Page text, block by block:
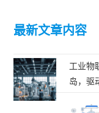
最新文章内容
工业物
岛，驱